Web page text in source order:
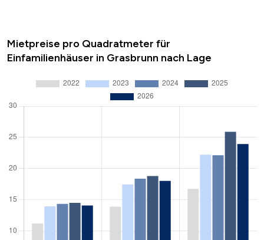
Mietpreise pro Quadratmeter für
Einfamilienhäuser in Grasbrunn nach Lage